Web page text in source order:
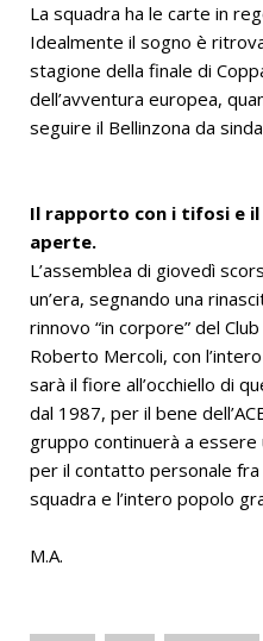
La squadra ha le carte in
Idealmente il sogno è
stagione della finale di
dell’avventura europea,
seguire il Bellinzona da
Il rapporto con i tifosi e il
aperte.
L’assemblea di giovedì
un’era, segnando una
rinnovo “in corpore” del
Roberto Mercoli, con
sarà il fiore all’occhiello di
dal 1987, per il bene
gruppo continuerà a
per il contatto personale fra
squadra e l’intero popolo
M.A.